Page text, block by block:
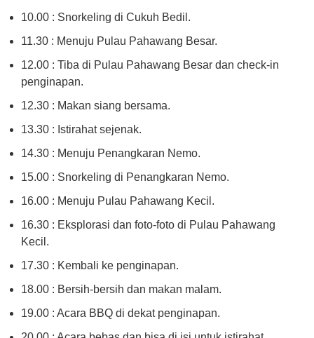
10.00 : Snorkeling di Cukuh Bedil.
11.30 : Menuju Pulau Pahawang Besar.
12.00 : Tiba di Pulau Pahawang Besar dan check-in
penginapan.
12.30 : Makan siang bersama.
13.30 : Istirahat sejenak.
14.30 : Menuju Penangkaran Nemo.
15.00 : Snorkeling di Penangkaran Nemo.
16.00 : Menuju Pulau Pahawang Kecil.
16.30 : Eksplorasi dan foto-foto di Pulau Pahawang
Kecil.
17.30 : Kembali ke penginapan.
18.00 : Bersih-bersih dan makan malam.
19.00 : Acara BBQ di dekat penginapan.